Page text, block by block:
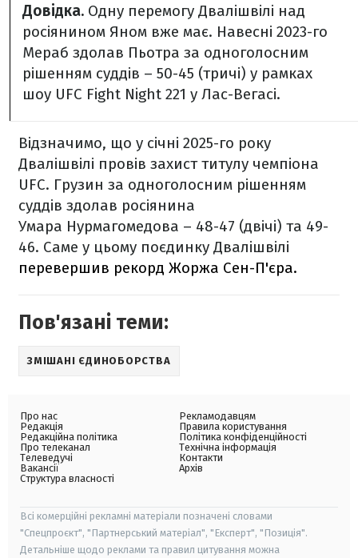
Довідка. Одну перемогу Двалішвілі над
росіянином Яном вже має. Навесні 2023-го
Мераб здолав Пьотра за одноголосним
рішенням суддів – 50-45 (тричі) у рамках
шоу UFC Fight Night 221 у Лас-Вегасі.
Відзначимо, що у січні 2025-го року
Двалішвілі провів захист титулу чемпіона
UFC. Грузин за одноголосним рішенням
суддів здолав росіянина
Умара Нурмагомедова – 48-47 (двічі) та 49-
46. Саме у цьому поєдинку Двалішвілі
перевершив рекорд Жоржа Сен-П'єра.
Пов'язані теми:
ЗМІШАНІ ЄДИНОБОРСТВА
Про нас
Редакція
Редакційна політика
Про телеканал
Телеведучі
Вакансії
Структура власності
Рекламодавцям
Правила користування
Політика конфіденційності
Технічна інформація
Контакти
Архів
Всі комерційні рекламні матеріали позначені словами
"Спецпроєкт", "Партнерський матеріал", "Експерт", "Позиція".
Детальніше щодо реклами та правил цитування можна